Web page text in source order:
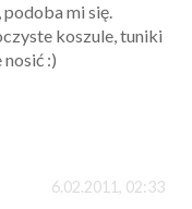
mi się.
koszule, tuniki
:)
6.02.2011, 02:33